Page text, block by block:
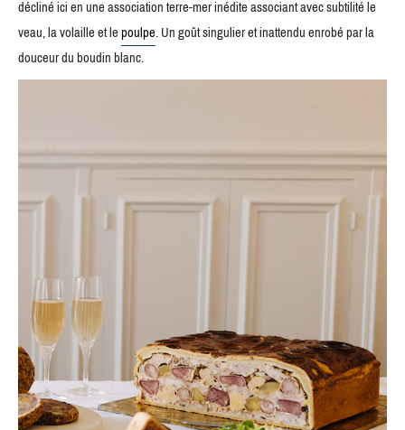
décliné ici en une association terre-mer inédite associant avec subtilité le
veau, la volaille et lepoulpe. Un goût singulier et inattendu enrobé par la
douceur du boudin blanc.